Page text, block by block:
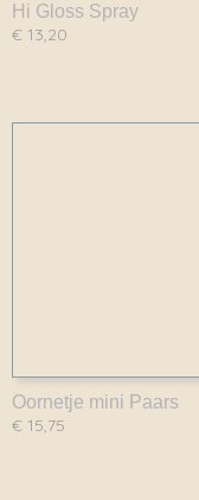
Hi Gloss Spray
€ 13,20
Oornetje mini Paars
€ 15,75